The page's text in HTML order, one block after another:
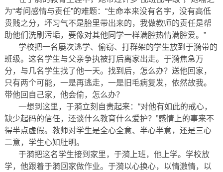
为“考问感情与责任”的难题：“生命本来没有名字，没有高低
贵贱之分，坏习气不是胎里带出来的，我做教师的责任是帮
助他们洗刷污垢，要像对其他同学一样满腔热情满腔爱。”
学校把一名屡次逃学、偷窃、打群架的学生放到于漪带的
班级。这名学生与父亲争执被打后离家出走。于漪焦急万
分，与几名学生找了他一天。找到后，怎么办？送他回家，
只有两个可能，一是再逃走，一是旧毛病复发，依然故我。
带他回自己家，他会偷，怎么办？
一想到这里，于漪立刻自责起来：“对他有如此的戒心，
缺少起码的信任，还谈什么教育什么爱护？”感情上的事来不
得半点虚假。教师对学生是全心全意、半心半意，还是三心
二意，学生心知肚明。
于漪把这名学生接到家里，于漪上班，他上学。学校放
学，他跟着于漪回家做作业。于漪以心换心，以情激情，以